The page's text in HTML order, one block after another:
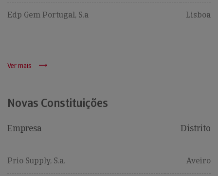
Edp Gem Portugal, S.a Lisboa
Ver mais
Novas Constituições
Empresa Distrito
Prio Supply, S.a. Aveiro